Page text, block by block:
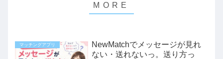
マッチングアプリ
NewMatchでメッセージが見れ
ない・送れないっ。送り方っ